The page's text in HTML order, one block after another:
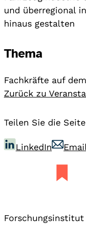
und überregional
hinaus gestalten
Thema
Fachkräfte auf
Zurück zu
Teilen Sie die
LinkedIn